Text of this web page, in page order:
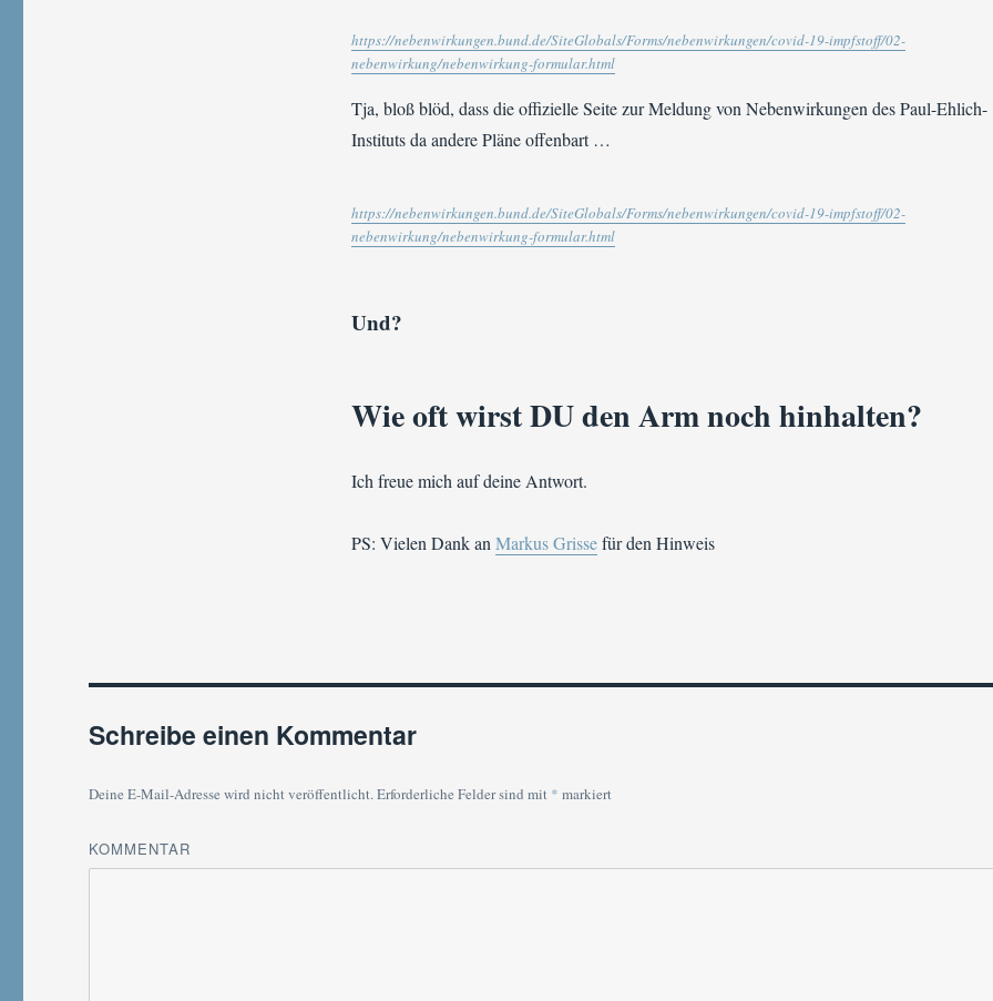
https://nebenwirkungen.bund.de/SiteGlobals/Forms/nebenwirkungen/covid-19-impfstoff/02-
nebenwirkung/nebenwirkung-formular.html
Tja, bloß blöd, dass die offizielle Seite zur Meldung von Nebenwirkungen des Paul-Ehlich-
Instituts da andere Pläne offenbart …
https://nebenwirkungen.bund.de/SiteGlobals/Forms/nebenwirkungen/covid-19-impfstoff/02-
nebenwirkung/nebenwirkung-formular.html
Und?
Wie oft wirst DU den Arm noch hinhalten?
Ich freue mich auf deine Antwort.
PS: Vielen Dank an Markus Grissefür den Hinweis
Schreibe einen Kommentar
Deine E-Mail-Adresse wird nicht veröffentlicht.Erforderliche Felder sind mit * markiert
KOMMENTAR